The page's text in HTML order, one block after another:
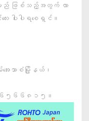
ားမည် ဖြစ်သည့်အတွက် လာ
း ပါးပါရစေရှင်။
ေးသာစံမြို့နယ်၊
၅၆၆၈၁၅။